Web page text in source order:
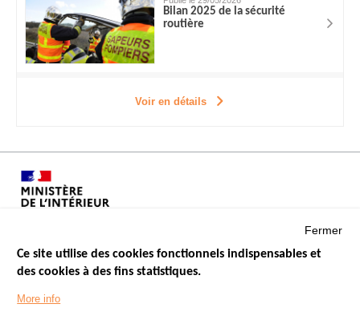
Bilan 2025 de la sécurité
routière
Voir en détails
Menu
Footer
LES SITES PUBLICS
Fermer
Ce site utilise des cookies fonctionnels indispensables et
des cookies à des fins statistiques.
More info